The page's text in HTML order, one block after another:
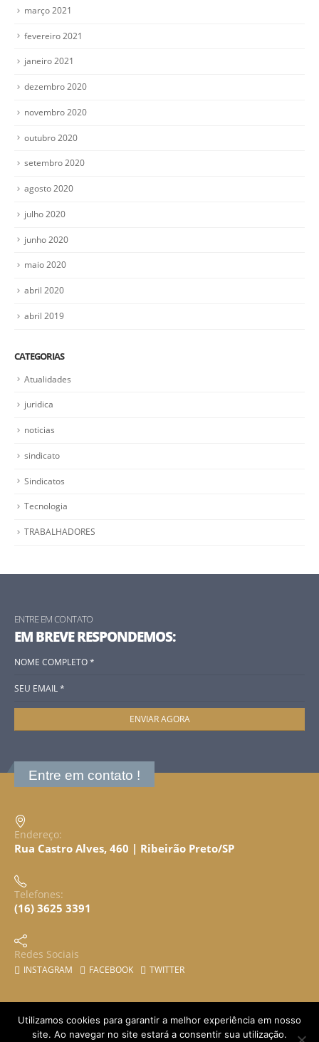
março 2021
fevereiro 2021
janeiro 2021
dezembro 2020
novembro 2020
outubro 2020
setembro 2020
agosto 2020
julho 2020
junho 2020
maio 2020
abril 2020
abril 2019
CATEGORIAS
Atualidades
juridica
noticias
sindicato
Sindicatos
Tecnologia
TRABALHADORES
ENTRE EM CONTATO
EM BREVE RESPONDEMOS:
Entre em contato !
Endereço:
Rua Castro Alves, 460 | Ribeirão Preto/SP
Telefones:
(16) 3625 3391
Redes Sociais
INSTAGRAM FACEBOOK TWITTER
Utilizamos cookies para garantir a melhor experiência em nosso
site. Ao navegar no site estará a consentir sua utilização.